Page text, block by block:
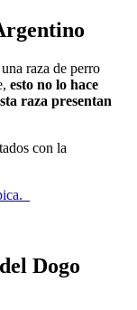
raza de perro
esto no lo hace
raza presentan
con la
Dogo